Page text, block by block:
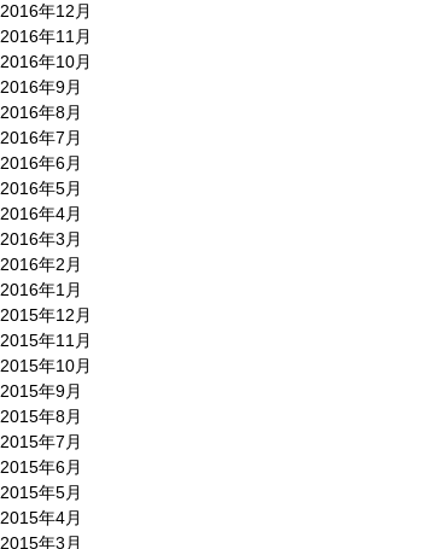
2016年12月
2016年11月
2016年10月
2016年9月
2016年8月
2016年7月
2016年6月
2016年5月
2016年4月
2016年3月
2016年2月
2016年1月
2015年12月
2015年11月
2015年10月
2015年9月
2015年8月
2015年7月
2015年6月
2015年5月
2015年4月
2015年3月